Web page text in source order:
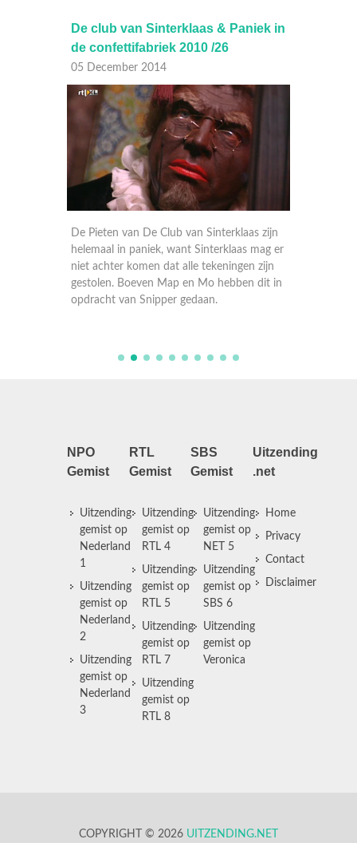
De club van Sinterklaas & Paniek in
de confettifabriek 2010 /26
05 December 2014
De Pieten van De Club van Sinterklaas zijn
helemaal in paniek, want Sinterklaas mag er
niet achter komen dat alle tekeningen zijn
gestolen. Boeven Map en Mo hebben dit in
opdracht van Snipper gedaan.
NPO
Gemist
Uitzending
gemist op
Nederland
1
Uitzending
gemist op
Nederland
2
Uitzending
gemist op
Nederland
3
RTL
Gemist
Uitzending
gemist op
RTL 4
Uitzending
gemist op
RTL 5
Uitzending
gemist op
RTL 7
Uitzending
gemist op
RTL 8
SBS
Gemist
Uitzending
gemist op
NET 5
Uitzending
gemist op
SBS 6
Uitzending
gemist op
Veronica
Uitzending
.net
Home
Privacy
Contact
Disclaimer
COPYRIGHT © 2026 UITZENDING.NET